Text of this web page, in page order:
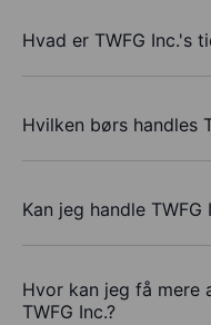
Hvad er TWFG Inc.'s
Hvilken børs handles
Kan jeg handle TWFG
Hvor kan jeg få mere
TWFG Inc.?